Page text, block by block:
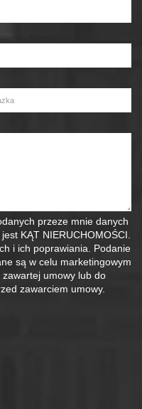
przeze mnie danych
KĄT NIERUCHOMOŚCI.
i ich poprawiania. Podanie
są w celu marketingowym
umowy lub do
zawarciem umowy.